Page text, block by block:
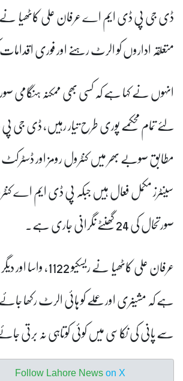
ڈی جی پی ڈی ایم اے عرفان علی کاٹھیا نے
متعلقہ اداروں کو الرٹ رہنے اور فوری
انہوں نے کہا ہے کہ کسی بھی ممکنہ ہنگامی
لئے تمام محکمے پوری طرح تیار رہیں، ڈی
مطابق صوبے بھر میں کنٹرول رومز اور ڈسٹرکٹ
سینٹرز مکمل فعال ہیں جبکہ پی ڈی ایم اے
صورتحال کی 24 گھنٹے نگرانی جاری ہے۔
عرفان علی کاٹھیا نے
ہے کہ مشینری اور عملے کو ہائی الرٹ رکھا
سے پانی کی نکاسی میں کوئی کوتاہی نہ برتی
Follow Lahore News on X